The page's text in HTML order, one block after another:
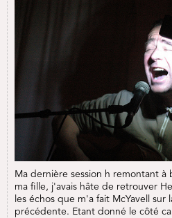
Ma dernière session h remontant à
ma fille, j'avais hâte de retrouver
les échos que m'a fait McYavell sur
précédente. Etant donné le côté